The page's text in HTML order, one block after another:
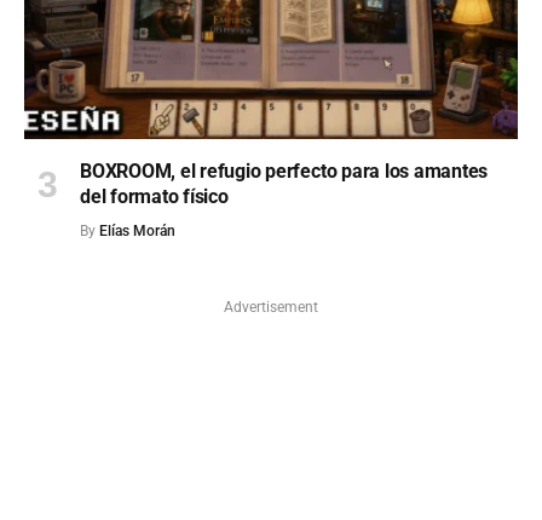
BOXROOM, el refugio perfecto para los amantes
del formato físico
By Elías Morán
Advertisement